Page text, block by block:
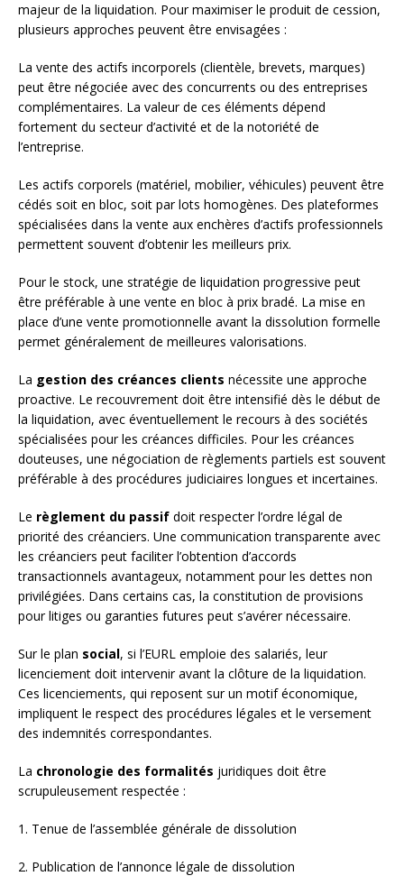
majeur de la liquidation. Pour maximiser le produit de cession,
plusieurs approches peuvent être envisagées :
La vente des actifs incorporels (clientèle, brevets, marques)
peut être négociée avec des concurrents ou des entreprises
complémentaires. La valeur de ces éléments dépend
fortement du secteur d’activité et de la notoriété de
l’entreprise.
Les actifs corporels (matériel, mobilier, véhicules) peuvent être
cédés soit en bloc, soit par lots homogènes. Des plateformes
spécialisées dans la vente aux enchères d’actifs professionnels
permettent souvent d’obtenir les meilleurs prix.
Pour le stock, une stratégie de liquidation progressive peut
être préférable à une vente en bloc à prix bradé. La mise en
place d’une vente promotionnelle avant la dissolution formelle
permet généralement de meilleures valorisations.
La gestion des créances clients nécessite une approche
proactive. Le recouvrement doit être intensifié dès le début de
la liquidation, avec éventuellement le recours à des sociétés
spécialisées pour les créances difficiles. Pour les créances
douteuses, une négociation de règlements partiels est souvent
préférable à des procédures judiciaires longues et incertaines.
Le règlement du passif doit respecter l’ordre légal de
priorité des créanciers. Une communication transparente avec
les créanciers peut faciliter l’obtention d’accords
transactionnels avantageux, notamment pour les dettes non
privilégiées. Dans certains cas, la constitution de provisions
pour litiges ou garanties futures peut s’avérer nécessaire.
Sur le plan social, si l’EURL emploie des salariés, leur
licenciement doit intervenir avant la clôture de la liquidation.
Ces licenciements, qui reposent sur un motif économique,
impliquent le respect des procédures légales et le versement
des indemnités correspondantes.
La chronologie des formalités juridiques doit être
scrupuleusement respectée :
1. Tenue de l’assemblée générale de dissolution
2. Publication de l’annonce légale de dissolution